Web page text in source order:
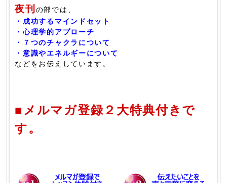
夜刊 の部では、
・成功するマインドセット
・心理学的アプローチ
・７つのチャクラについて
・意識やエネルギーについて
などをお伝えしています。
■メルマガ登録２大特典付きで
す。